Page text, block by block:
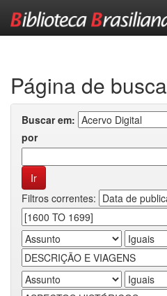
Página de busca
Buscar em:
por
Filtros correntes: